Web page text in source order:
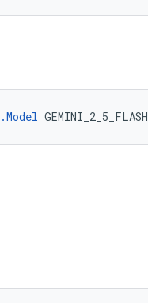
GEMINI_2_5_FLASH